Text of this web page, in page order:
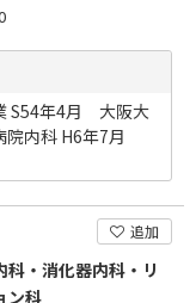
S54年4月 大阪大
院内科 H6年7月
追加
科・消化器内科・リ
ン科